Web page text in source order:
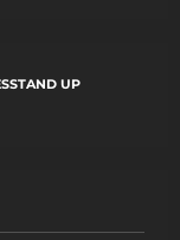
STAND UP